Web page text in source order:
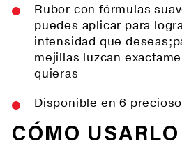
Rubor con fórmulas
puedes aplicar para
intensidad que
mejillas luzcan
quieras
Disponible en 6
CÓMO USARLO